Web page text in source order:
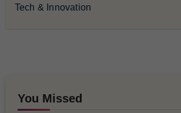
Tech & Innovation
You Missed